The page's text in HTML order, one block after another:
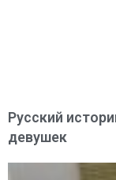
Русский
девушек